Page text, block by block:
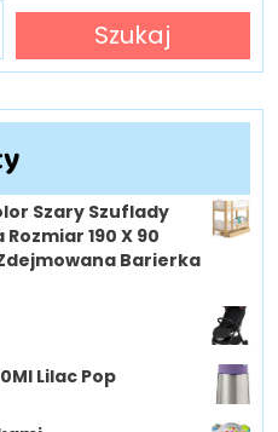
Szukaj
Szary Szuflady
190 X 90
Barierka
Lilac Pop